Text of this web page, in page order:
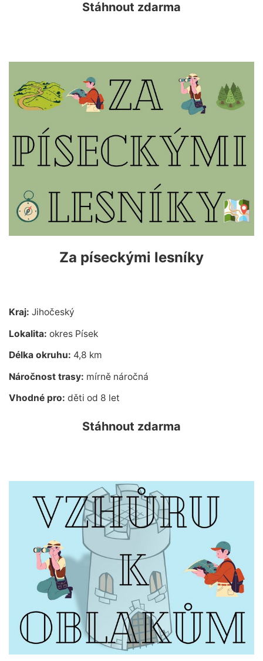
Stáhnout zdarma
Za píseckými lesníky
Kraj: Jihočeský
Lokalita: okres Písek
Délka okruhu: 4,8 km
Náročnost trasy: mírně náročná
Vhodné pro: děti od 8 let
Stáhnout zdarma